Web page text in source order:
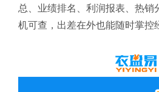
总、业绩排名、利润报表、热销
机可查，出差在外也能随时掌控